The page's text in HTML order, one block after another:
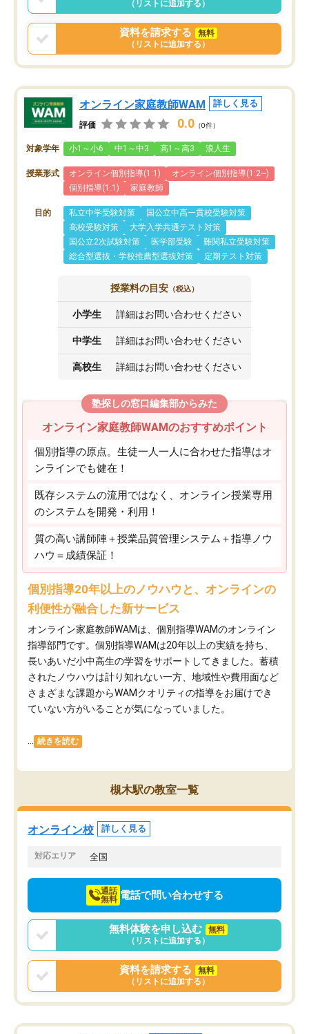
（リストに追加する）
資料を請求する
無料
（リストに追加する）
オンライン家庭教師WAM 詳しく見る
評価 0.0 （0件）
対象学年 小1～小6 中1～中3 高1～高3 浪人生
授業形式 オンライン個別指導(1:1)
オンライン個別指導(1:2~)
個別指導(1:1)
家庭教師
目的 私立中学受験対策
国公立中高一貫校受験対策
高校受験対策
大学入学共通テスト対策
国公立2次試験対策
医学部受験
難関私立受験対策
総合型選抜・学校推薦型選抜対策
定期テスト対策
授業料の目安 （税込）
小学生 詳細はお問い合わせください
中学生 詳細はお問い合わせください
高校生 詳細はお問い合わせください
塾探しの窓口編集部からみた
オンライン家庭教師WAMのおすすめポイント
個別指導の原点。生徒一人一人に合わせた指導はオ
ンラインでも健在！
既存システムの流用ではなく、オンライン授業専用
のシステムを開発・利用！
質の高い講師陣＋授業品質管理システム＋指導ノウ
ハウ＝成績保証！
個別指導20年以上のノウハウと、オンラインの
利便性が融合した新サービス
オンライン家庭教師WAMは、個別指導WAMのオンライン
指導部門です。個別指導WAMは20年以上の実績を持ち、
長いあいだ小中高生の学習をサポートしてきました。蓄積
されたノウハウは計り知れない一方、地域性や費用面など
さまざまな課題からWAMクオリティの指導をお届けでき
ていない方がいることが気になっていました。
続きを読む
槻木駅の教室一覧
オンライン校 詳しく見る
対応エリア 全国
通話
無料 電話で問い合わせする
無料体験を申し込む
無料
（リストに追加する）
資料を請求する
無料
（リストに追加する）